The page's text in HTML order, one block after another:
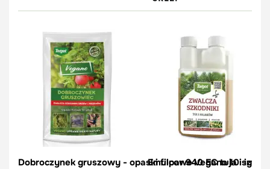
Dobroczynek gruszowy - opaski filcowe Vegano 10 szt.
Emulpar 940 EC tuja i iglaki